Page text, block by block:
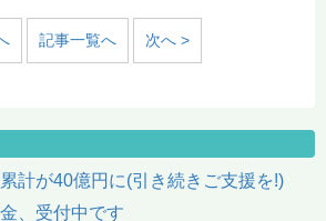
記事一覧へ 次へ >
計が40億円に(引き続きご支援を!)
、受付中です